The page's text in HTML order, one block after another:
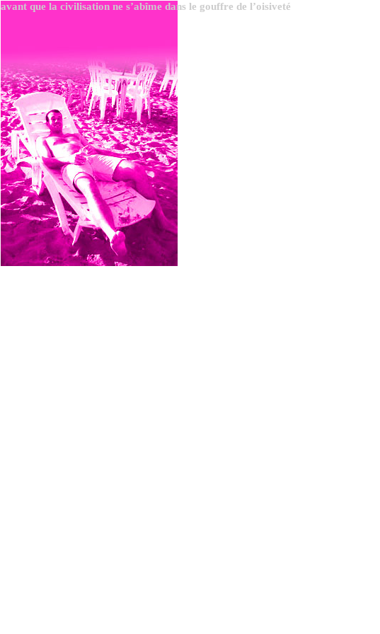
avant que la civilisation ne s’abîme dans le gouffre de l’oisiveté